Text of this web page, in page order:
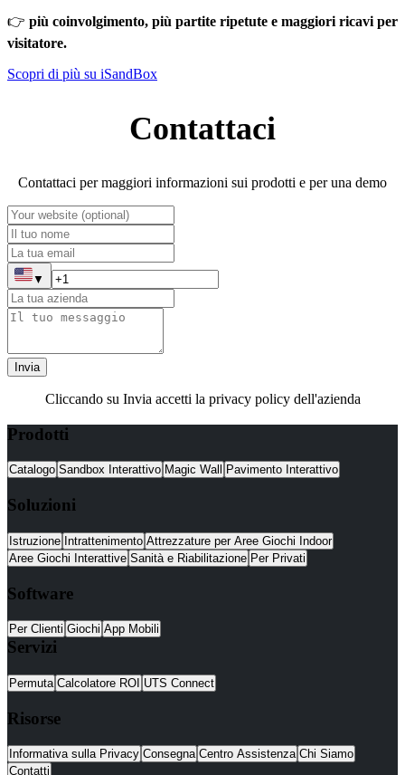
👉 più coinvolgimento, più partite ripetute e maggiori ricavi per
visitatore.
Scopri di più su iSandBox
Contattaci
Contattaci per maggiori informazioni sui prodotti e per una demo
▼
Invia
Cliccando su Invia accetti la privacy policy dell'azienda
Prodotti
Catalogo Sandbox Interattivo Magic Wall Pavimento Interattivo
Soluzioni
Istruzione Intrattenimento Attrezzature per Aree Giochi Indoor
Aree Giochi Interattive Sanità e Riabilitazione Per Privati
Software
Per Clienti Giochi App Mobili
Servizi
Permuta Calcolatore ROI UTS Connect
Risorse
Informativa sulla Privacy Consegna Centro Assistenza Chi Siamo
Contatti